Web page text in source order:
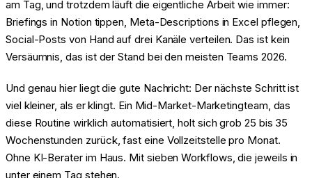
am Tag, und trotzdem läuft die eigentliche Arbeit wie immer:
Briefings in Notion tippen, Meta-Descriptions in Excel pflegen,
Social-Posts von Hand auf drei Kanäle verteilen. Das ist kein
Versäumnis, das ist der Stand bei den meisten Teams 2026.
Und genau hier liegt die gute Nachricht: Der nächste Schritt ist
viel kleiner, als er klingt. Ein Mid-Market-Marketingteam, das
diese Routine wirklich automatisiert, holt sich grob 25 bis 35
Wochenstunden zurück, fast eine Vollzeitstelle pro Monat.
Ohne KI-Berater im Haus. Mit sieben Workflows, die jeweils in
unter einem Tag stehen.